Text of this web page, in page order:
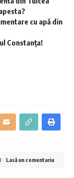
cu apă din
Constanța!
Lasă un comentariu